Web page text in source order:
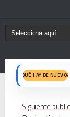
QUÉ HAY DE NUEVO?
Siguiente